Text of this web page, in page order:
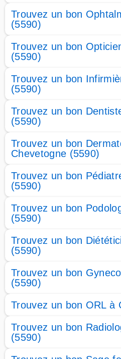
Trouvez un bon
(5590)
Trouvez un bon
(5590)
Trouvez un bon
(5590)
Trouvez un bon
(5590)
Trouvez un bon
Chevetogne (5590)
Trouvez un bon
(5590)
Trouvez un bon
(5590)
Trouvez un bon
(5590)
Trouvez un bon
(5590)
Trouvez un bon ORL à
Trouvez un bon
(5590)